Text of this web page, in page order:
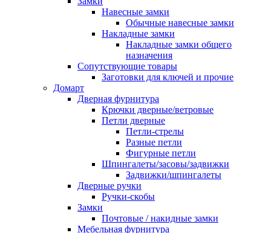
Навесные замки
Обычные навесные замки
Накладные замки
Накладные замки общего
назначения
Сопутствующие товары
Заготовки для ключей и прочие
Домарт
Дверная фурнитура
Крючки дверные/ветровые
Петли дверные
Петли-стрелы
Разные петли
Фигурные петли
Шпингалеты/засовы/задвижки
Задвижки/шпингалеты
Дверные ручки
Ручки-скобы
Замки
Почтовые / накидные замки
Мебельная фурнитура